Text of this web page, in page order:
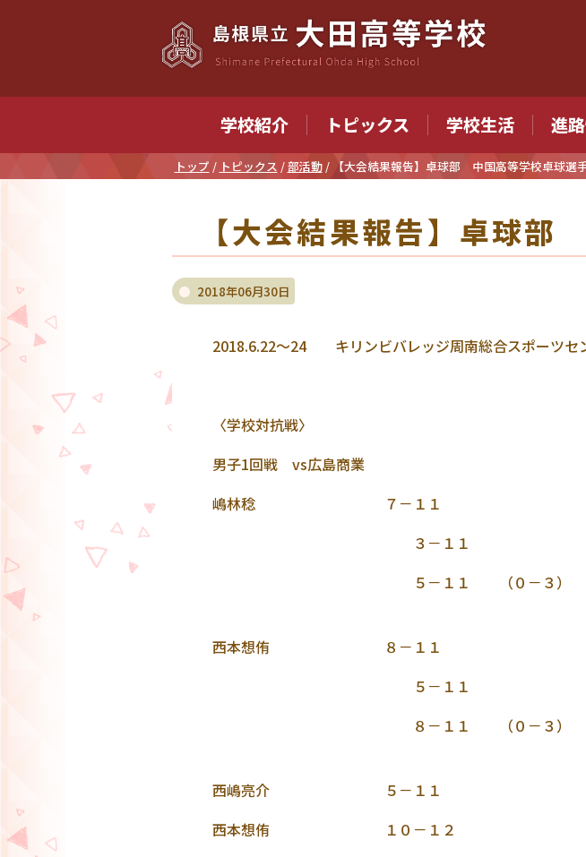
学校紹介 トピックス 学校生活 進
現
トップ / トピックス /部活動/ 【大会結果報告】卓球部 中国高等学校卓球選
【大会結果報告】卓球
2018年06月30日
2018.6.22～24 キリンビバレッジ周南総合スポーツセ
〈学校対抗戦〉
男子1回戦 vs広島商業
嶋林稔 ７－１１
３－１１
５－１１ （０－３）
西本想侑 ８－１１
５－１１
８－１１ （０－３）
西嶋亮介 ５－１１
西本想侑 １０－１２